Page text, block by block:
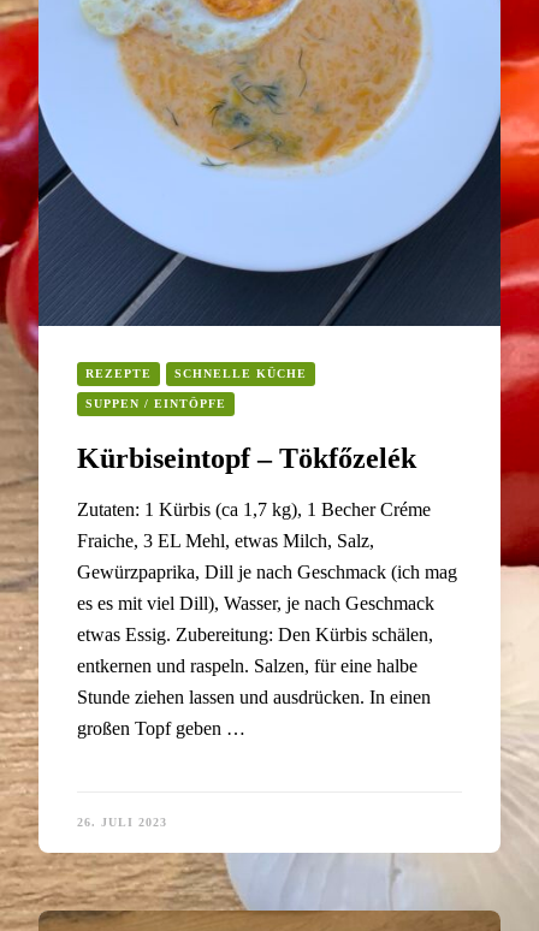
REZEPTE SCHNELLE KÜCHE
SUPPEN / EINTÖPFE
Kürbiseintopf – Tökfőzelék
Zutaten: 1 Kürbis (ca 1,7 kg), 1 Becher Créme
Fraiche, 3 EL Mehl, etwas Milch, Salz,
Gewürzpaprika, Dill je nach Geschmack (ich mag
es es mit viel Dill), Wasser, je nach Geschmack
etwas Essig. Zubereitung: Den Kürbis schälen,
entkernen und raspeln. Salzen, für eine halbe
Stunde ziehen lassen und ausdrücken. In einen
großen Topf geben …
26. JULI 2023